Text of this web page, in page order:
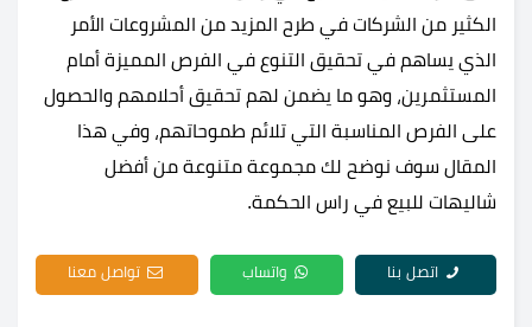
الكثير من الشركات في طرح المزيد من المشروعات الأمر
الذي يساهم في تحقيق التنوع في الفرص المميزة أمام
المستثمرين، وهو ما يضمن لهم تحقيق أحلامهم والحصول
على الفرص المناسبة التي تلائم طموحاتهم، وفي هذا
المقال سوف نوضح لك مجموعة متنوعة من أفضل
شاليهات للبيع في راس الحكمة.
اتصل بنا واتساب تواصل معنا